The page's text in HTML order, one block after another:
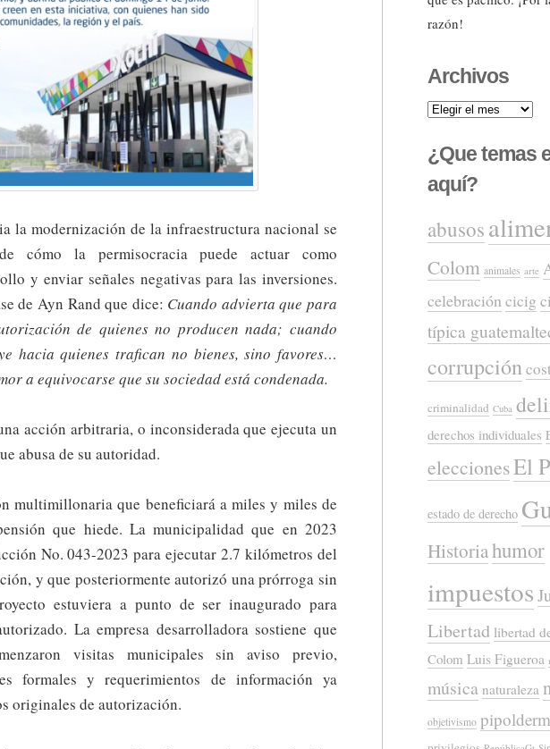
la modernización de la infraestructura nacional se
cómo la permisocracia puede actuar como
y enviar señales negativas para las inversiones.
de Ayn Rand que dice: Cuando advierta que para
de quienes no producen nada; cuando
hacia quienes trafican no bienes, sino favores…
a equivocarse que su sociedad está condenada.
acción arbitraria, o inconsiderada que ejecuta un
abusa de su autoridad.
multimillonaria que beneficiará a miles y miles de
que hiede. La municipalidad que en 2023
No. 043-2023 para ejecutar 2.7 kilómetros del
y que posteriormente autorizó una prórroga sin
estuviera a punto de ser inaugurado para
La empresa desarrolladora sostiene que
visitas municipales sin aviso previo,
formales y requerimientos de información ya
originales de autorización.
razón!
Archivos
Archivos
¿Que temas
aquí?
abusos
Colom animales arte
celebración cicig
típica
corrupción
criminalidad Cuba
derechos individuales
eleccionesEl
estado de derecho
Historiahumor
impuestos
Libertad libertad
Colom Luis Figueroa
música naturaleza
objetivismo